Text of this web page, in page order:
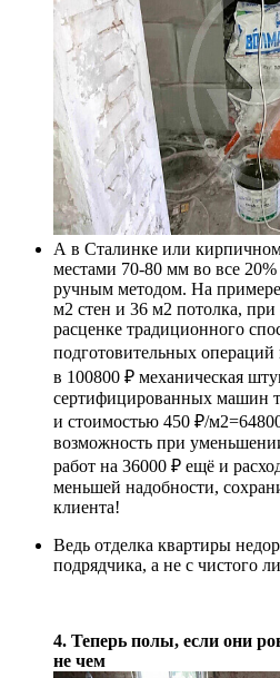
А в Сталинке или
местами 70-80 мм во все
ручным методом. На
м2 стен и 36 м2 потолка,
расценке традиционного
подготовительных
в 100800 ₽ механическая
сертифицированных машин
и стоимостью 450 ₽/
возможность при
работ на 36000 ₽ ещё и
меньшей надобности,
клиента!
Ведь отделка квартиры
подрядчика, а не с чистого
4. Теперь полы, если они
не чем